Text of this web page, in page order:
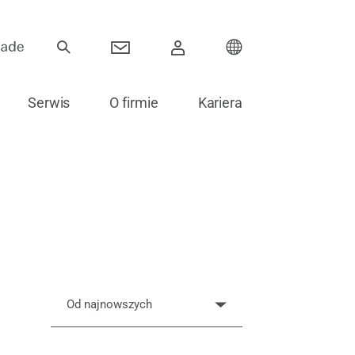
Akcesoria do szklenia
Części zamienne do drzwi
Serwis O firmie Kariera
Od najnowszych